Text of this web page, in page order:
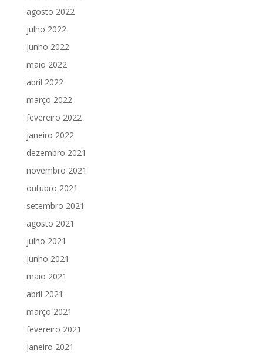
agosto 2022
julho 2022
junho 2022
maio 2022
abril 2022
março 2022
fevereiro 2022
janeiro 2022
dezembro 2021
novembro 2021
outubro 2021
setembro 2021
agosto 2021
julho 2021
junho 2021
maio 2021
abril 2021
março 2021
fevereiro 2021
janeiro 2021